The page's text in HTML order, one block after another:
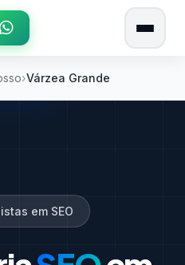
Várzea Grande
em SEO